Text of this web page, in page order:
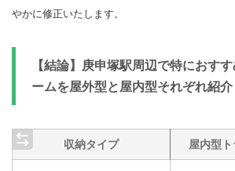
やかに修正いたします。
【結論】庚申塚駅周辺で特におす
ームを屋外型と屋内型それぞれ紹介
収納タイプ 屋内型